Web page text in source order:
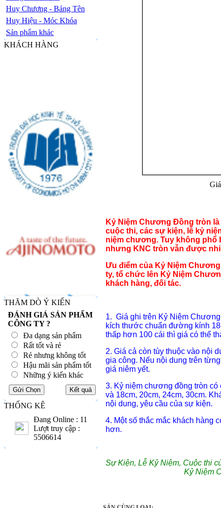
Huy Chương - Bảng Tên
Huy Hiệu - Móc Khóa
Sản phẩm khác
KHÁCH HÀNG
THĂM DÒ Ý KIẾN
ĐÁNH GIÁ SẢN PHẨM
CÔNG TY ?
Đa dạng sản phẩm
Rất tốt và rẻ
Rẻ nhưng không tốt
Hậu mãi sản phẩm tốt
Những ý kiến khác
THỐNG KÊ
Đang Online : 11
Lượt truy cập :
5506614
Kỷ Niệm Chương Đồng tròn
cuộc thi, các sự kiện, lễ kỷ
niệm chương. Tuy không
nhưng KNC tròn vẫn được
Ưu điểm của Kỷ Niệm
ty, tổ chức lên Kỷ Niệm
khách hàng, đối tác.
1. Giá ghi trên Kỷ Niệm
kích thước chuẩn đường kính
thấp hơn 100 cái thì giá có thể
2. Giá cả còn tùy thuộc vào nội
gia công. Nếu nội dung trên
giá niêm yết.
3. Kỷ niệm chương đồng tròn
và 18cm, 20cm, 24cm, 30cm.
nội dung, yêu cầu của sự kiện.
4. Một số thắc mắc khách hàng
hơn.
Sự Kiện, Lễ Kỷ Niệm, Cuộc thi
Kỷ Niệm